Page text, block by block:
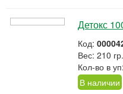
Детокс
Код:
Вес: 210 гр.
Кол-во в уп:
В наличии